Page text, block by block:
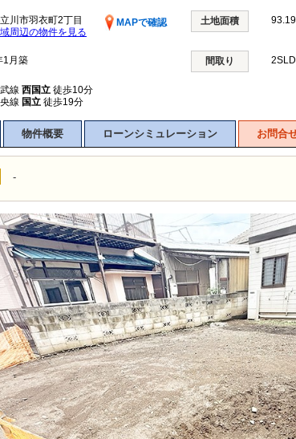
川市羽衣町2丁目
MAPで確認
周辺の物件を見る
土地面積
1月築 間取り
線 西国立 徒歩10分
線 国立 徒歩19分
物件概要 ローンシミュレーション お問合
-